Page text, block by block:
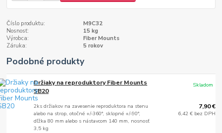
Číslo produktu:
M9C32
Nosnosť:
15 kg
Výrobca:
Fiber Mounts
Záruka:
5 rokov
Podobné produkty
Držiaky na reproduktory Fiber Mounts
SB20
2ks držiakov na zavesenie reproduktora na stenu
alebo na strop, otočné +/-360°, sklopné +/-90°,
dľžka 80 mm alebo s nástavcom 140 mm, nosnosť
3,5 kg
7,90 €
6,42 € bez DPH
Skladom